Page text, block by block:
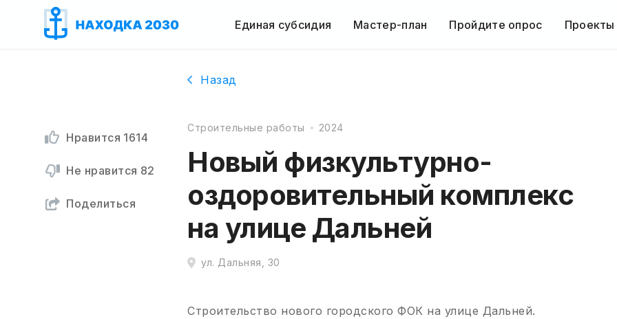
Единая субсидия Мастер-план Пройдите опрос Проекты
Нравится 1614
Не нравится 82
Поделиться
Назад
Строительные работы 2024
Новый физкультурно-
оздоровительный комплекс
на улице Дальней
ул. Дальняя, 30
Строительство нового городского ФОК на улице Дальней.